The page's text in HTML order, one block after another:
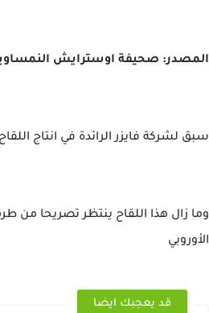
المصدر: صحيفة اوسترايش
سبق لشركة فايزر الرائدة في انتاج
وما زال هذا اللقاح ينتظر تصريحا من
الأوروبي
قد يعجبك ايضا